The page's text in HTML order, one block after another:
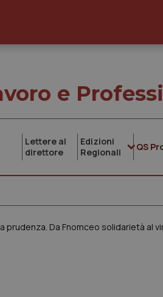
e
Lettere al
direttore
Edizioni
Regionali
QS
prudenza. Da Fnomceo solidarietà al